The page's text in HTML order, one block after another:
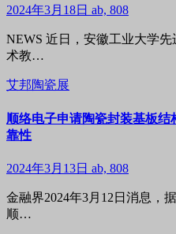
2024年3月18日 ab, 808
NEWS 近日，安徽工业大学
术教…
艾邦陶瓷展
顺络电子申请陶瓷封装基板
靠性
2024年3月13日 ab, 808
金融界2024年3月12日消息，
顺…